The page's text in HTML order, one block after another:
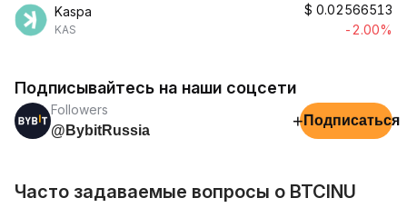
Kaspa
KAS
$ 0.02566513
-2.00%
Подписывайтесь на наши соцсети
Followers
@BybitRussia
+ Подписаться
Часто задаваемые вопросы о BTCINU